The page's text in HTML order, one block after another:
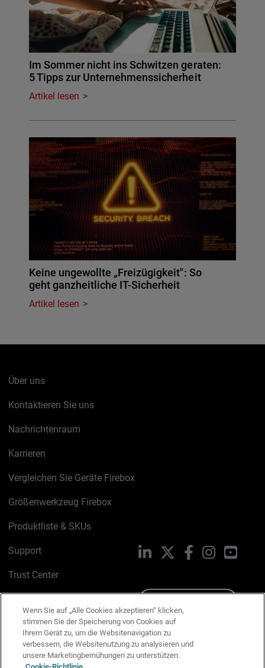
Im Sommer nicht ins Schwitzen geraten:
5 Tipps zur Unternehmenssicherheit
Artikel lesen
Keine ungewollte „Freizügigkeit": So
geht ganzheitliche IT-Sicherheit
Artikel lesen
Über uns
Kontaktieren Sie uns
Nachrichtenraum
Karrieren
Vergleichen Sie Geräte Firebox
Größenwerkzeug Firebox
Produktliste & SKUs
Support
Trust Center
Cookie-Richtlinie
Datenschutzrichtlinie
LinkedIn FacebookInstagram
Wenn Sie auf „Alle Cookies akzeptieren“ klicken,
stimmen Sie der Speicherung von Cookies auf
Ihrem Gerät zu, um die Websitenavigation zu
verbessern, die Websitenutzung zu analysieren und
unsere Marketingbemühungen zu unterstützen.